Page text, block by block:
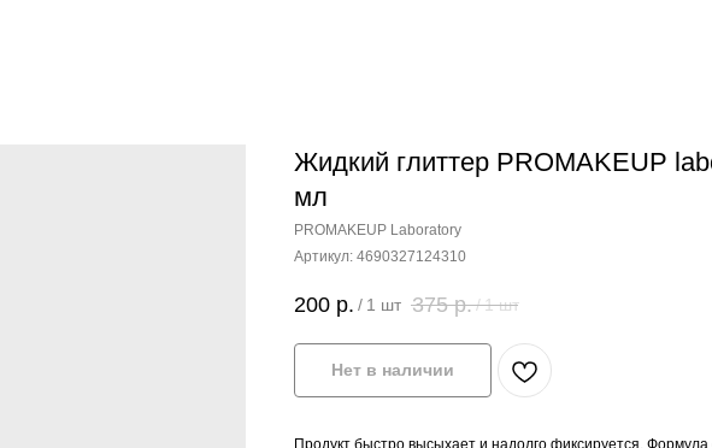
Жидкий глиттер PROMAKEUP
мл
PROMAKEUP Laboratory
Артикул: 4690327124310
200 р. / 1 шт 375 р./1 шт
Нет в наличии